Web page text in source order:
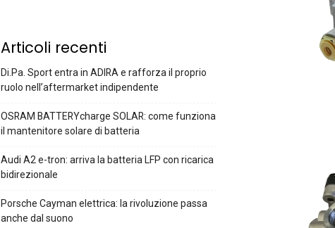
Articoli recenti
Di.Pa. Sport entra in ADIRA e rafforza il proprio
ruolo nell’aftermarket indipendente
OSRAM BATTERYcharge SOLAR: come funziona
il mantenitore solare di batteria
Audi A2 e-tron: arriva la batteria LFP con ricarica
bidirezionale
Porsche Cayman elettrica: la rivoluzione passa
anche dal suono